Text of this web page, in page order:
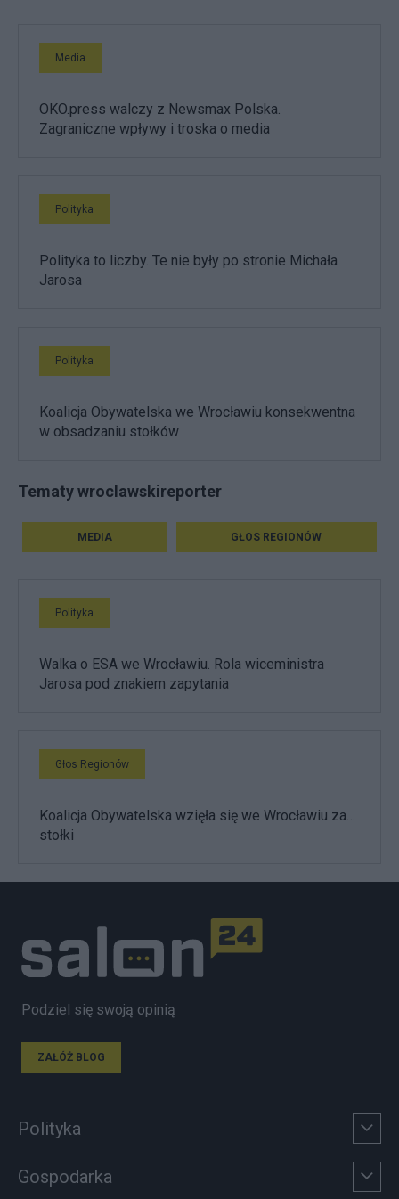
Media
OKO.press walczy z Newsmax Polska.
Zagraniczne wpływy i troska o media
Polityka
Polityka to liczby. Te nie były po stronie Michała
Jarosa
Polityka
Koalicja Obywatelska we Wrocławiu konsekwentna
w obsadzaniu stołków
Tematy wroclawskireporter
MEDIA GŁOS REGIONÓW
Polityka
Walka o ESA we Wrocławiu. Rola wiceministra
Jarosa pod znakiem zapytania
Głos Regionów
Koalicja Obywatelska wzięła się we Wrocławiu za…
stołki
Podziel się swoją opinią
ZAŁÓŻ BLOG
Polityka
Gospodarka